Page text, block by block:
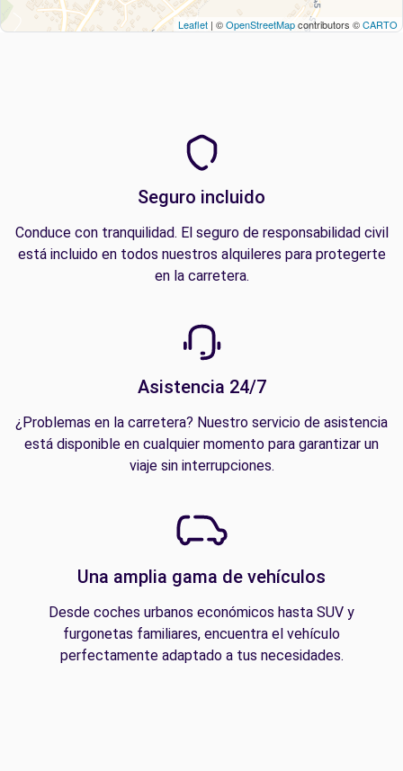
Leaflet | ©OpenStreetMapcontributors ©CARTO
Seguro incluido
Conduce con tranquilidad. El seguro de responsabilidad civil
está incluido en todos nuestros alquileres para protegerte
en la carretera.
Asistencia 24/7
¿Problemas en la carretera? Nuestro servicio de asistencia
está disponible en cualquier momento para garantizar un
viaje sin interrupciones.
Una amplia gama de vehículos
Desde coches urbanos económicos hasta SUV y
furgonetas familiares, encuentra el vehículo
perfectamente adaptado a tus necesidades.